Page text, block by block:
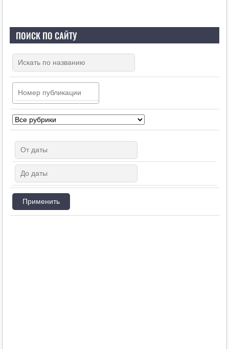
ПОИСК ПО САЙТУ